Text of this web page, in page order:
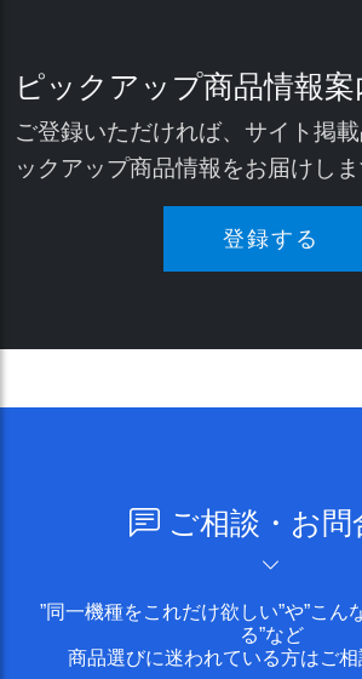
ピックアップ商品情報案
ご登録いただければ、サイト掲
ックアップ商品情報をお届けしま
登録する
ご相談・お問
”同一機種をこれだけ欲しい”や”こん
る”など
商品選びに迷われている方はご相